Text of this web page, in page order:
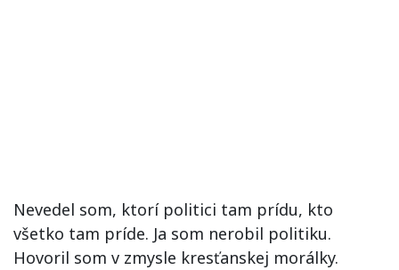
Nevedel som, ktorí politici tam prídu, kto
všetko tam príde. Ja som nerobil politiku.
Hovoril som v zmysle kresťanskej morálky.